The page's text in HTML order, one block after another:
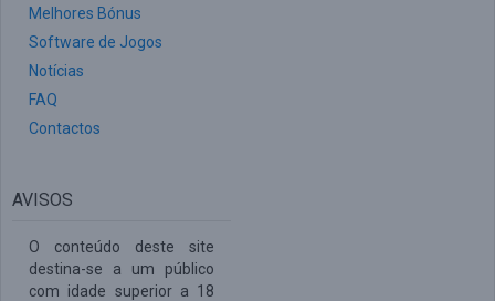
Melhores Bónus
Software de Jogos
Notícias
FAQ
Contactos
AVISOS
O conteúdo deste site
destina-se a um público
com idade superior a 18